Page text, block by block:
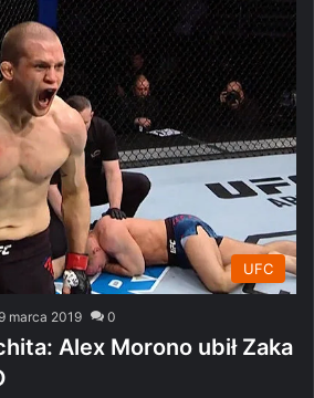
UFC
marca 2019 0
Alex Morono ubił Zaka